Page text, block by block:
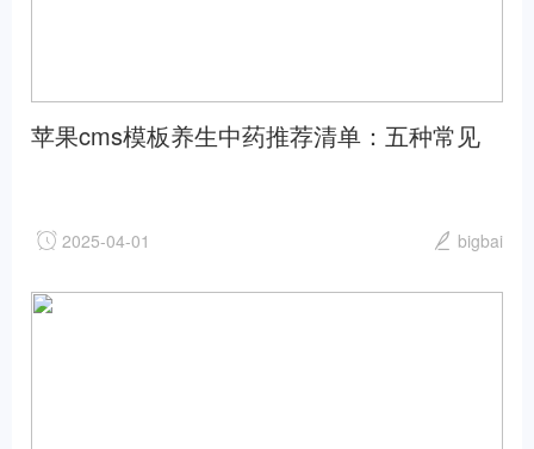
苹果cms模板养生中药推荐清单：五种常见
2025-04-01 bigbai